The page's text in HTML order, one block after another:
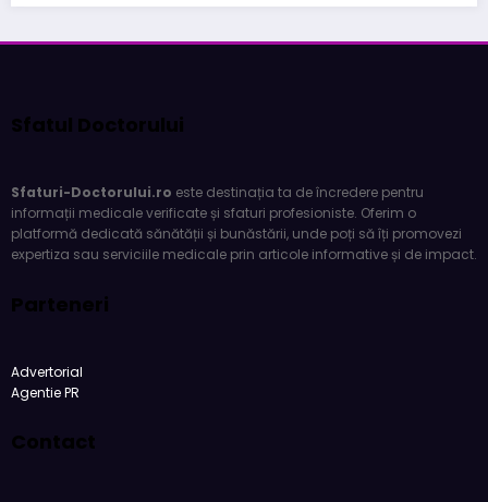
platformă dedicată sănătății și bunăstării, unde poți să îți promovezi
expertiza sau serviciile medicale prin articole informative și de impact.
Parteneri
Contact